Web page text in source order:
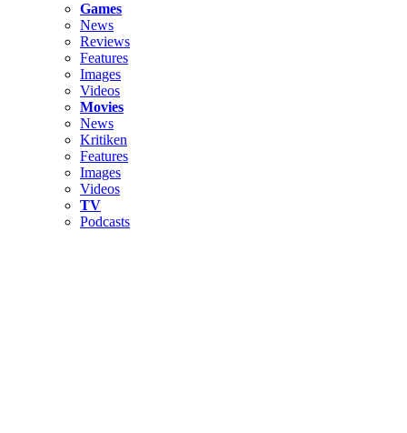
Games
News
Reviews
Features
Images
Videos
Movies
News
Kritiken
Features
Images
Videos
TV
Podcasts